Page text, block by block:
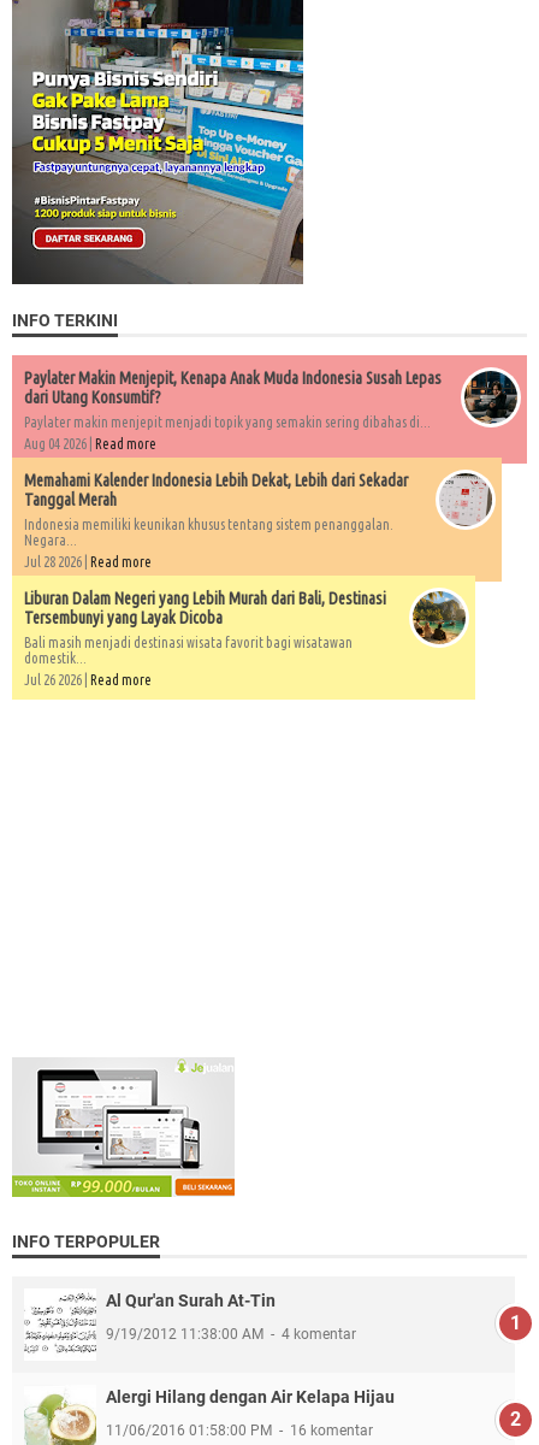
INFO TERKINI
Paylater Makin Menjepit, Kenapa Anak Muda Indonesia Susah Lepas
dari Utang Konsumtif?
Paylater makin menjepit menjadi topik yang semakin sering dibahas di...
Aug 04 2026 | Read more
Memahami Kalender Indonesia Lebih Dekat, Lebih dari Sekadar
Tanggal Merah
Indonesia memiliki keunikan khusus tentang sistem penanggalan.
Negara...
Jul 28 2026 | Read more
Liburan Dalam Negeri yang Lebih Murah dari Bali, Destinasi
Tersembunyi yang Layak Dicoba
Bali masih menjadi destinasi wisata favorit bagi wisatawan
domestik...
Jul 26 2026 | Read more
INFO TERPOPULER
Al Qur'an Surah At-Tin
9/19/2012 11:38:00 AM 4 komentar
Alergi Hilang dengan Air Kelapa Hijau
11/06/2016 01:58:00 PM 16 komentar